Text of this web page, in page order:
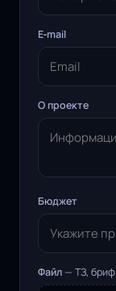
E‑mail
О проекте
Бюджет
Файл — ТЗ,